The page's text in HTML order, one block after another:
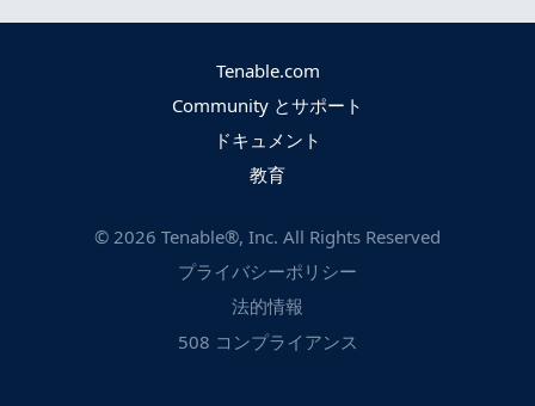
Tenable.com
Community とサポート
ドキュメント
教育
© 2026 Tenable®, Inc. All Rights Reserved
プライバシーポリシー
法的情報
508 コンプライアンス